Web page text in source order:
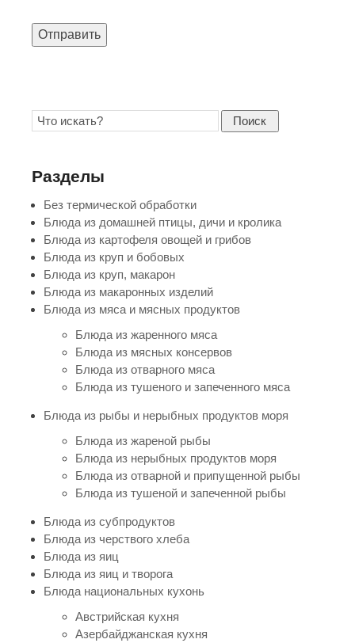
Отправить
Поиск
Разделы
Без термической обработки
Блюда из домашней птицы, дичи и кролика
Блюда из картофеля овощей и грибов
Блюда из круп и бобовых
Блюда из круп, макарон
Блюда из макаронных изделий
Блюда из мяса и мясных продуктов
Блюда из жаренного мяса
Блюда из мясных консервов
Блюда из отварного мяса
Блюда из тушеного и запеченного мяса
Блюда из рыбы и нерыбных продуктов моря
Блюда из жареной рыбы
Блюда из нерыбных продуктов моря
Блюда из отварной и припущенной рыбы
Блюда из тушеной и запеченной рыбы
Блюда из субпродуктов
Блюда из черствого хлеба
Блюда из яиц
Блюда из яиц и творога
Блюда национальных кухонь
Австрийская кухня
Азербайджанская кухня